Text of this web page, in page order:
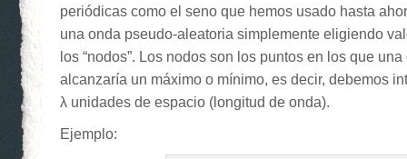
periódicas como el seno que hemos usado hasta
una onda pseudo-aleatoria simplemente eligiendo
los “nodos”. Los nodos son los puntos en los que
alcanzaría un máximo o mínimo, es decir, debemos
λ unidades de espacio (longitud de onda).
Ejemplo: